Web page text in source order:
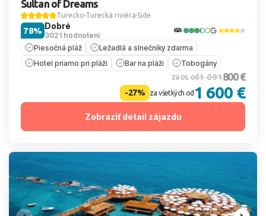
Sultan of Dreams
Turecko Turecká riviéra Side
Dobré
3021 hodnotení
78%
Piesočná pláž
Ležadlá a slnečníky zdarma
Hotel priamo pri pláži
Bar na pláži Tobogány
za os. od1 091800 €
-27% za všetkých od 1 600 €
Zobraziť detail zájazdu